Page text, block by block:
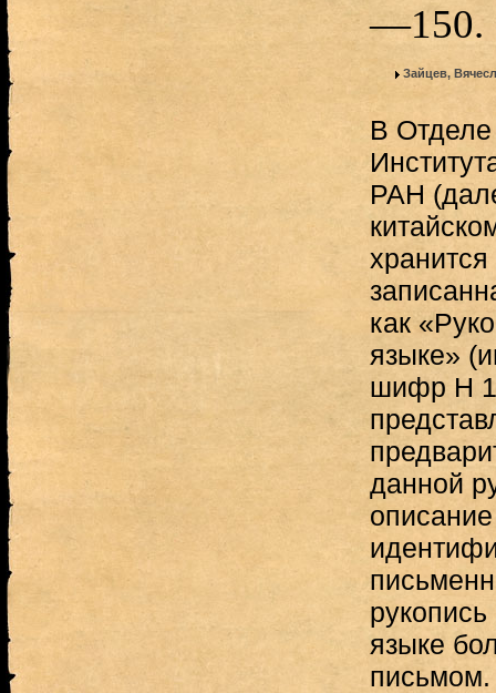
—150.
Зайцев,
В Отделе
РАН
как
языке»
шифр H
данной
языке
письмом.